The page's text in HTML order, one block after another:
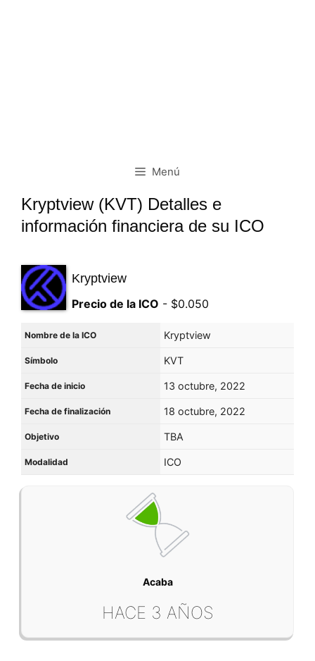
Menú
Kryptview (KVT) Detalles e
información financiera de su ICO
Kryptview
Precio de la ICO - $0.050
Nombre de la ICO Kryptview
Símbolo KVT
Fecha de inicio 13 octubre, 2022
Fecha de finalización 18 octubre, 2022
Objetivo TBA
Modalidad ICO
Acaba
HACE 3 AÑOS